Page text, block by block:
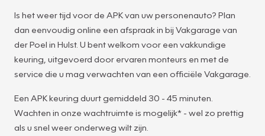
Is het weer tijd voor de APK van uw personenauto? Plan
dan eenvoudig online een afspraak in bij Vakgarage van
der Poel in Hulst. U bent welkom voor een vakkundige
keuring, uitgevoerd door ervaren monteurs en met de
service die u mag verwachten van een officiële Vakgarage.
Een APK keuring duurt gemiddeld 30 - 45 minuten.
Wachten in onze wachtruimte is mogelijk* - wel zo prettig
als u snel weer onderweg wilt zijn.